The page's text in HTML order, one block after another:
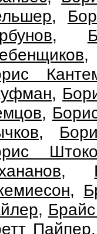
,
,
,
,
,
,
,
,
Пайпер